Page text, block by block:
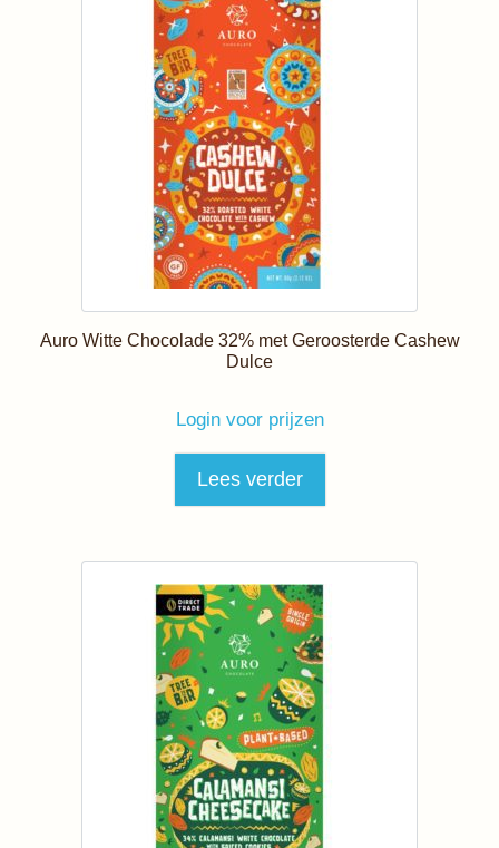
Auro Witte Chocolade 32% met Geroosterde Cashew
Dulce
Login voor prijzen
Lees verder